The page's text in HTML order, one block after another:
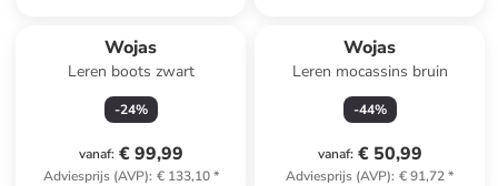
Wojas
Leren boots zwart
-24%
vanaf: € 99,99
Adviesprijs (AVP): € 133,10*
Wojas
Leren mocassins bruin
-44%
vanaf: € 50,99
Adviesprijs (AVP): € 91,72*